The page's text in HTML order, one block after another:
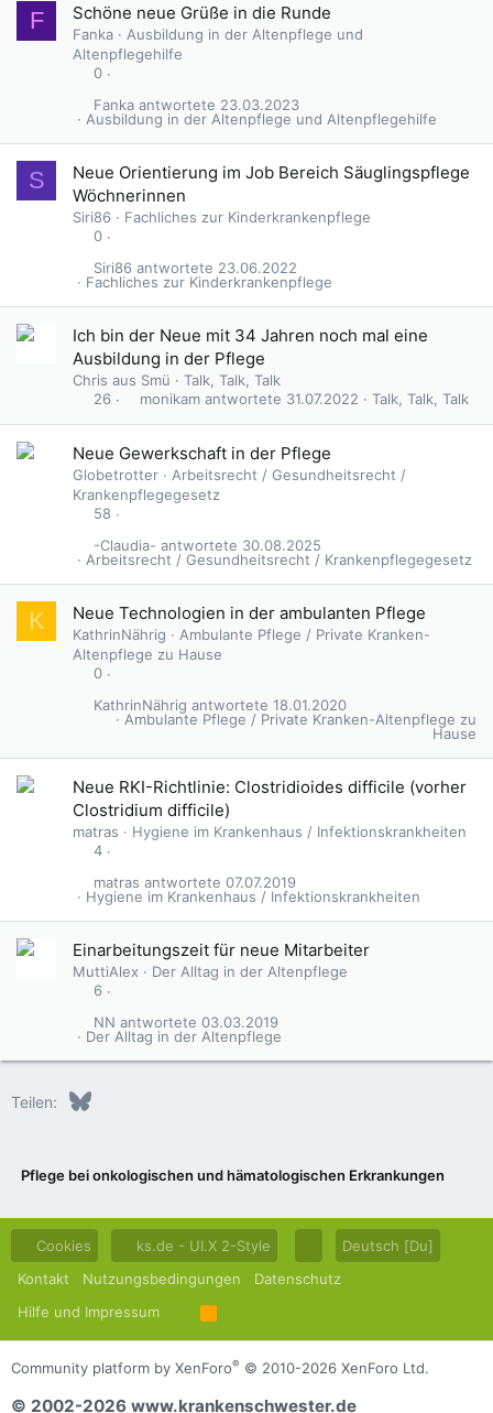
F Schöne neue Grüße in die Runde
Fanka
Ausbildung in der Altenpflege und
Altenpflegehilfe
0
Ausbildung in der Altenpflege und Altenpflegehilfe
23.03.2023
Fanka
S
Neue Orientierung im Job Bereich Säuglingspflege
Wöchnerinnen
Siri86
Fachliches zur Kinderkrankenpflege
0
Fachliches zur Kinderkrankenpflege
23.06.2022
Siri86
Ich bin der Neue mit 34 Jahren noch mal eine
Ausbildung in der Pflege
Chris aus Smü
Talk, Talk, Talk
26
Talk, Talk, Talk
31.07.2022
monikam
Neue Gewerkschaft in der Pflege
Globetrotter
Arbeitsrecht / Gesundheitsrecht /
Krankenpflegegesetz
58
Arbeitsrecht / Gesundheitsrecht / Krankenpflegegesetz
30.08.2025
-Claudia-
K Neue Technologien in der ambulanten Pflege
KathrinNährig
Ambulante Pflege / Private Kranken-
Altenpflege zu Hause
0
Ambulante Pflege / Private Kranken-Altenpflege zu
Hause
18.01.2020
KathrinNährig
Neue RKI-Richtlinie: Clostridioides difficile (vorher
Clostridium difficile)
matras
Hygiene im Krankenhaus / Infektionskrankheiten
4
Hygiene im Krankenhaus / Infektionskrankheiten
07.07.2019
matras
Einarbeitungszeit für neue Mitarbeiter
MuttiAlex
Der Alltag in der Altenpflege
6
Der Alltag in der Altenpflege
03.03.2019
NN
Teilen: Bluesky
Pflege bei onkologischen und hämatologischen Erkrankungen
Cookies ks.de - UI.X 2-Style
Deutsch [Du]
Kontakt
Nutzungsbedingungen
Datenschutz
Hilfe und Impressum
R
S
S
Community platform by XenForo® © 2010-2026 XenForo Ltd.
© 2002-2026 www.krankenschwester.de